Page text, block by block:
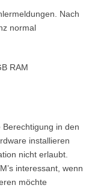
Nach
normal
Berechtigung in den
installieren
nicht erlaubt.
interessant, wenn
möchte